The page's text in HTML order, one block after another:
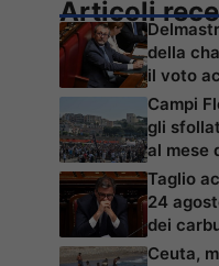
Articoli
della
il voto
Campi
gli
al mese
Taglio
24
dei
Ceuta,